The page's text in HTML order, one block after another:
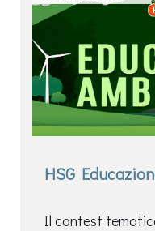
HSG
Il contest